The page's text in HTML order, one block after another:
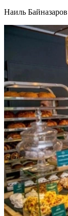
Наиль Байназаров